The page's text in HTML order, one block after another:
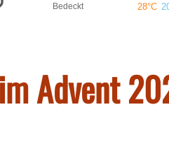
Advent